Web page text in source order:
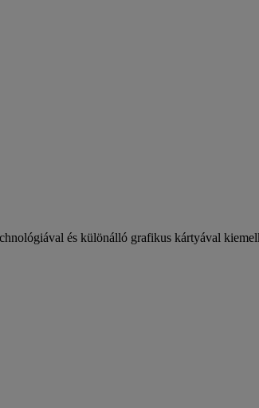
és különálló grafikus kártyával